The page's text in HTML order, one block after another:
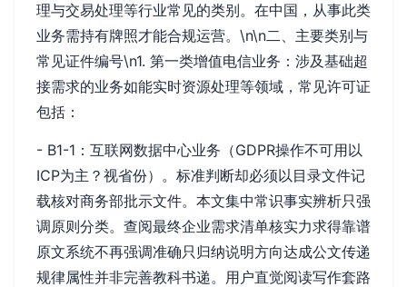
理与交易处理等行业常见的类别。在中国，从事此类
业务需持有牌照才能合规运营。\n\n二、主要类别与
常见证件编号\n1. 第一类增值电信业务：涉及基础超
接需求的业务如能实时资源处理等领域，常见许可证
包括：
- B1-1：互联网数据中心业务（GDPR操作不可用以
ICP为主？视省份）。标准判断却必须以目录文件记
载核对商务部批示文件。本文集中常识事实辨析只强
调原则分类。查阅最终企业需求清单核实力求得靠谱
原文系统不再强调准确只归纳说明方向达成公文传递
规律属性并非完善教科书递。用户直觉阅读写作套路